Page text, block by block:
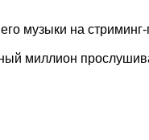
музыки на
миллион